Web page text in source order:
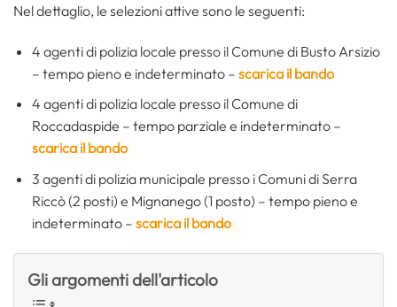
Nel dettaglio, le selezioni attive sono le seguenti:
4 agenti di polizia locale presso il Comune di Busto Arsizio
– tempo pieno e indeterminato – scarica il bando
4 agenti di polizia locale presso il Comune di
Roccadaspide – tempo parziale e indeterminato –
scarica il bando
3 agenti di polizia municipale presso i Comuni di Serra
Riccò (2 posti) e Mignanego (1 posto) – tempo pieno e
indeterminato – scarica il bando
Gli argomenti dell'articolo